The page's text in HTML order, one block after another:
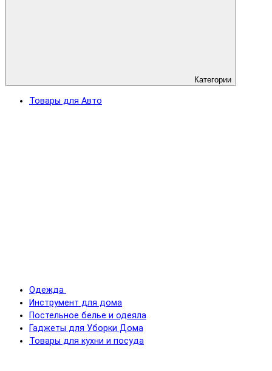
Категории
Товары для Авто
Одежда
Инструмент для дома
Постельное белье и одеяла
Гаджеты для Уборки Дома
Товары для кухни и посуда